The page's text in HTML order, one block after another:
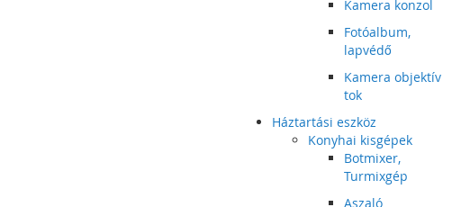
Kamera konzol
Fotóalbum,
lapvédő
Kamera objektív
tok
Háztartási eszköz
Konyhai kisgépek
Botmixer,
Turmixgép
Aszaló